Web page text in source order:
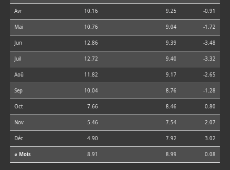
Avr 10.16 9.25 -0.91
Mai 10.76 9.04 -1.72
Jun 12.86 9.39 -3.48
Juil 12.72 9.40 -3.32
Aoû 11.82 9.17 -2.65
Sep 10.04 8.76 -1.28
Oct 7.66 8.46 0.80
Nov 5.46 7.54 2.07
Déc 4.90 7.92 3.02
⌀ Mois 8.91 8.99 0.08